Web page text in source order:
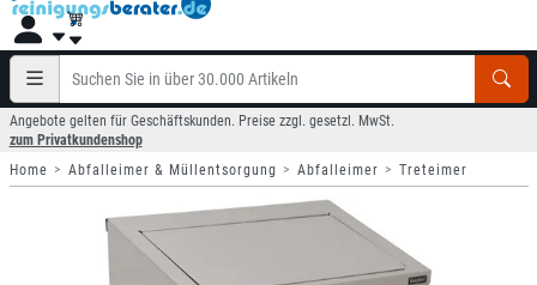
Angebote gelten für Geschäftskunden. Preise zzgl. gesetzl. MwSt.
zum Privatkundenshop
Home
Abfalleimer & Müllentsorgung Abfalleimer Treteimer